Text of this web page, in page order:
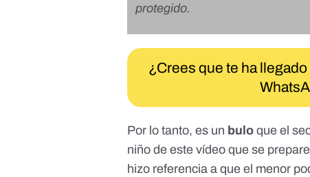
protegido.
¿Crees que te ha
Por lo tanto, es un bulo que el
niño de este vídeo que se
hizo referencia a que el menor